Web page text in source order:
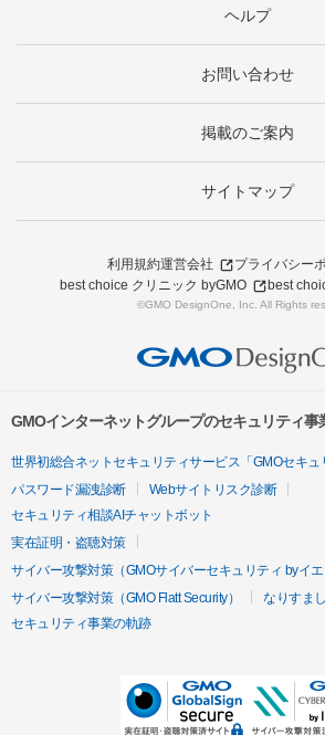
ヘルプ
お問い合わせ
掲載のご案内
サイトマップ
利用規約運営会社
プライバシー
best choice クリニック byGMO
best
©GMO DesignOne, Inc. All Rights
GMOインターネットグループのセキュリティ事
世界初総合ネットセキュリティサービス「GMOセキュ
パスワード漏洩診断
Webサイトリスク診断
セキュリティ相談AIチャットボット
実在証明・盗聴対策
サイバー攻撃対策（GMOサイバーセキュリティ byイエ
サイバー攻撃対策（GMO Flatt Security）
なりすま
セキュリティ事業の軌跡